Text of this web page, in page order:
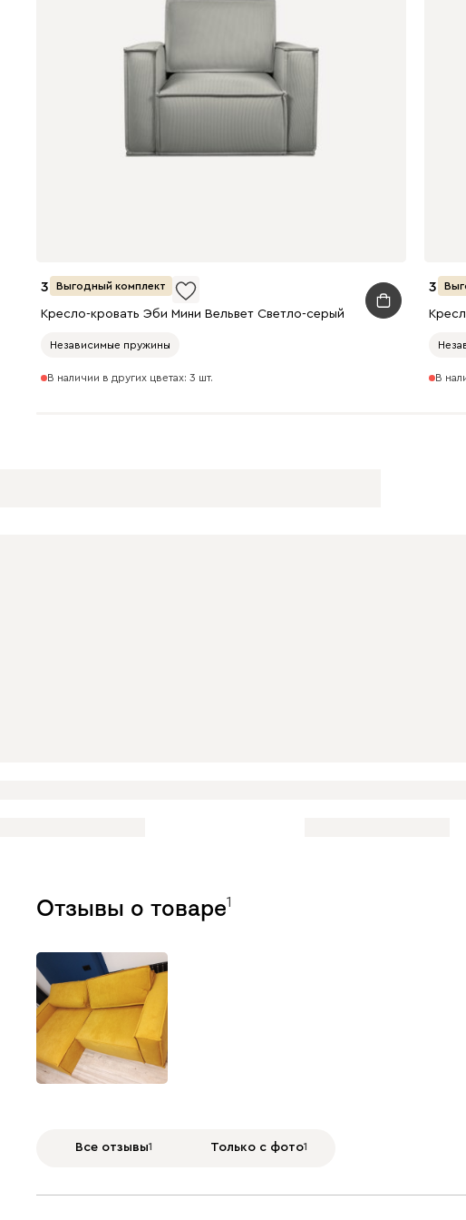
Выгодный комплект
38 990
Кресло-кровать Эби Мини Вельвет Светло-серый
Независимые пружины
В наличии в других цветах: 3 шт.
38
В
Отзывы о товаре1
Все отзывы1 Только с фото1